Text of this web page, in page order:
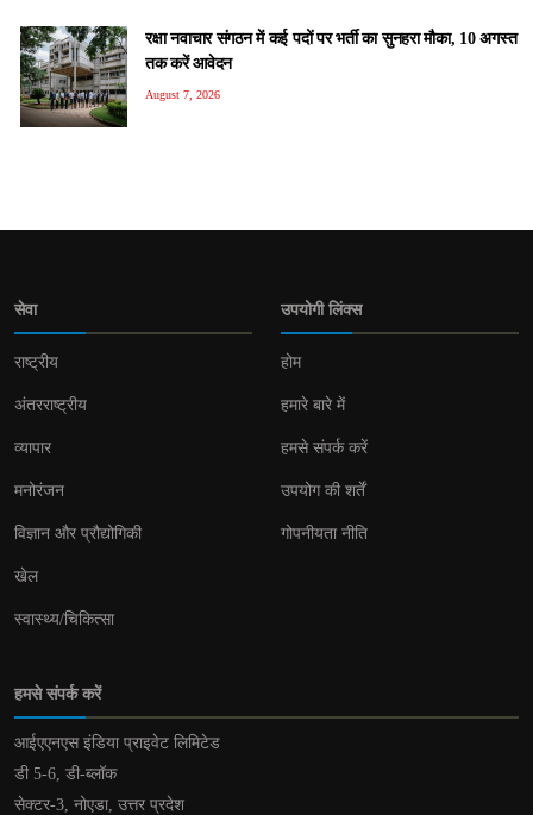
रक्षा नवाचार संगठन में कई पदों पर भर्ती का सुनहरा मौका, 10 अगस्त
तक करें आवेदन
August 7, 2026
सेवा
राष्ट्रीय
अंतरराष्ट्रीय
व्यापार
मनोरंजन
विज्ञान और प्रौद्योगिकी
खेल
स्वास्थ्य/चिकित्सा
उपयोगी लिंक्स
होम
हमारे बारे में
हमसे संपर्क करें
उपयोग की शर्तें
गोपनीयता नीति
हमसे संपर्क करें
आईएएनएस इंडिया प्राइवेट लिमिटेड
डी 5-6, डी-ब्लॉक
सेक्टर-3, नोएडा, उत्तर प्रदेश